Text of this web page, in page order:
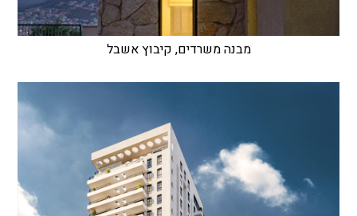
מבנה משרדים, קיבוץ אשבל